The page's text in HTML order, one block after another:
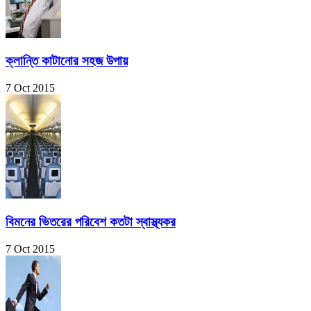
ক্লান্তি কাটানোর সহজ উপায়
7 Oct 2015
বিমনের ভিতরের পরিবেশ কতটা স্বাস্থ্যকর
7 Oct 2015